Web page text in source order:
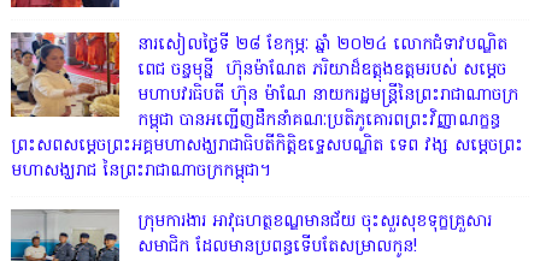
នារសៀលថ្ងៃទី ២៨ ខែកុម្ភៈ ឆ្នាំ ២០២៤ លោកជំទាវបណ្ឌិត
ពេជ ចន្ទមុន្នី ហ៊ុនម៉ាណែត ភរិយាដ៏ឧត្តុងឧត្តមរបស់ សម្តេច
មហាបវរធិបតី ហ៊ុន ម៉ាណែ នាយករដ្ឋមន្រ្តីនៃព្រះរាជាណាចក្រ
កម្ពុជា បានអញ្ជើញដឹកនាំគណៈប្រតិភូគោរពព្រះវិញ្ញាណក្ខន្ធ
ព្រះសពសម្តេចព្រះអគ្គមហាសង្ឃរាជាធិបតីកិត្តិឧទ្ទេសបណ្ឌិត ទេព វង្ស សម្តេចព្រះ
មហាសង្ឃរាជ នៃព្រះរាជាណាចក្រកម្ពុជា។
ក្រុមការងារ អាវុធហត្ថខណ្ឌមានជ័យ ចុះសួរសុខទុក្ខគ្រួសារ
សមាជិក ដែលមានប្រពន្ធទើបតែសម្រាលកូន!